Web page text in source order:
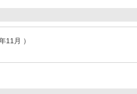
11月 ）